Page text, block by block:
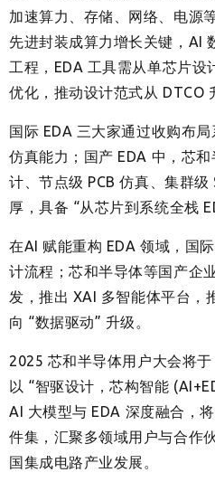
加速算力、存储、网络、电
先进封装成算力增长关键，AI
工程，EDA 工具需从单芯片设
优化，推动设计范式从 DTCO
国际 EDA 三大家通过收购布
仿真能力；国产 EDA 中，芯
计、节点级 PCB 仿真、集群
厚，具备 “从芯片到系统全栈
在AI 赋能重构 EDA 领域，国
计流程；芯和半导体等国产企
发，推出 XAI 多智能体平台，
向 “数据驱动” 升级。
2025 芯和半导体用户大会将
以 “智驱设计，芯构智能
AI 大模型与 EDA 深度融合，
件集，汇聚多领域用户与合作
国集成电路产业发展。